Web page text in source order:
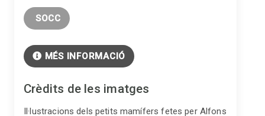
SOCC
MÉS INFORMACIÓ
Crèdits de les imatges
Il·lustracions dels petits mamífers fetes per Alfons